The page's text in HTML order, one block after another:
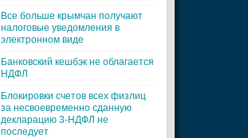
Все больше крымчан получают
налоговые уведомления в
электронном виде
Банковский кешбэк не облагается
НДФЛ
Блокировки счетов всех физлиц
за несвоевременно сданную
декларацию 3-НДФЛ не
последует